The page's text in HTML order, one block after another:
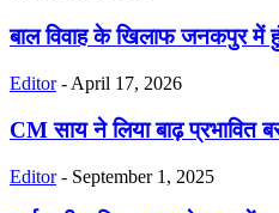
बाल विवाह के खिलाफ जनकपुर में
Editor - April 17, 2026
CM साय ने लिया बाढ़ प्रभावित
Editor - September 1, 2025